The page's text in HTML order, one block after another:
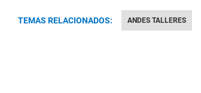
TEMAS RELACIONADOS: ANDES TALLERES